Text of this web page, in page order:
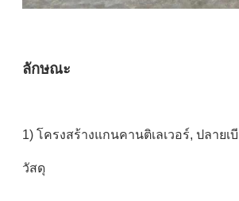
ลักษณะ
1) โครงสร้างแกนคานติเลเวอร์, ปลายเ
วัสดุ